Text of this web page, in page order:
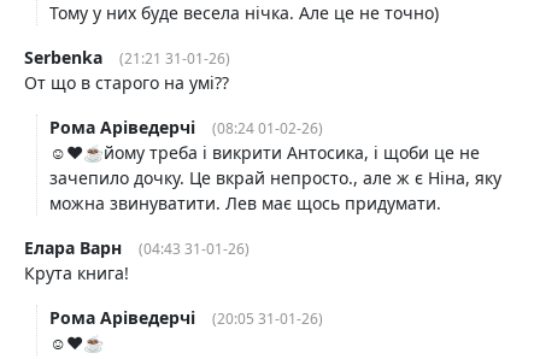
Тому у них буде весела нічка. Але це не точно)
Serbenka
(21:21 31-01-26)
От що в старого на умі??
Рома Аріведерчі
(08:24 01-02-26)
☺️❤️☕️йому треба і викрити Антосика, і щоби це не
зачепило дочку. Це вкрай непросто., але ж є Ніна, яку
можна звинуватити. Лев має щось придумати.
Елара Варн
(04:43 31-01-26)
Крута книга!
Рома Аріведерчі
(20:05 31-01-26)
☺️❤️☕️